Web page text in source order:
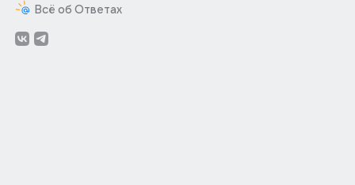
Всё об Ответах